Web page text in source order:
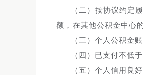
（二）按协议约定
额，在其他公积金中心
（三）个人公积金
（四）已支付不低
（五）个人信用良